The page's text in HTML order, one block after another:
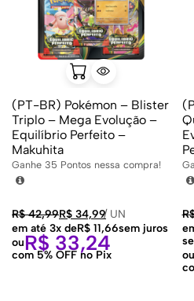
(PT-BR) Pokémon – Blister
Triplo – Mega Evolução –
Equilíbrio Perfeito –
Makuhita
Ganhe 35 Pontos nessa compra!
R$42,99R$ 34,99/UN
em até 3x deR$ 11,66sem juros
ouR$ 33,24
com 5% OFF no Pix
ou